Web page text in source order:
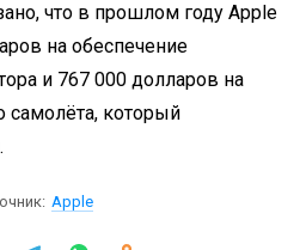
что в прошлом году Apple
на обеспечение
и 767 000 долларов на
самолёта, который
Apple